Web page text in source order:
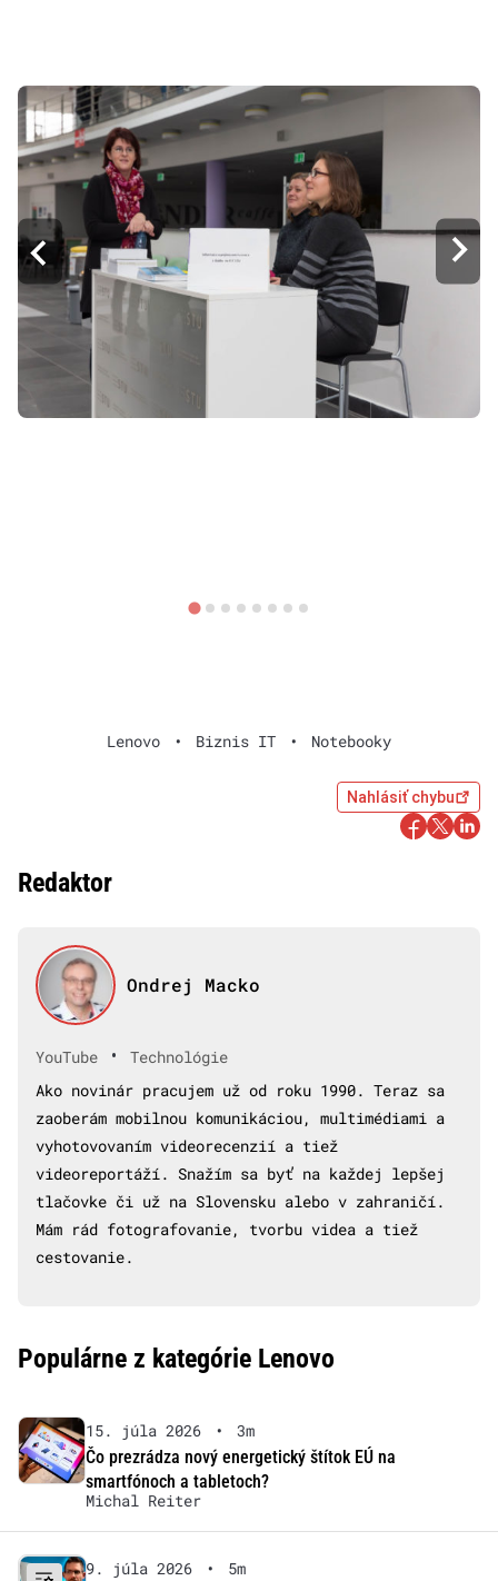
Lenovo • Biznis IT • Notebooky
Nahlásiť chybu
Redaktor
Ondrej Macko
YouTube •
Technológie
Ako novinár pracujem už od roku 1990. Teraz sa
zaoberám mobilnou komunikáciou, multimédiami a
vyhotovovaním videorecenzií a tiež
videoreportáží. Snažím sa byť na každej lepšej
tlačovke či už na Slovensku alebo v zahraničí.
Mám rád fotografovanie, tvorbu videa a tiež
cestovanie.
Populárne z kategórie Lenovo
15. júla 2026 •
3m
Čo prezrádza nový energetický štítok EÚ na
smartfónoch a tabletoch?
Michal Reiter
9. júla 2026 •
5m